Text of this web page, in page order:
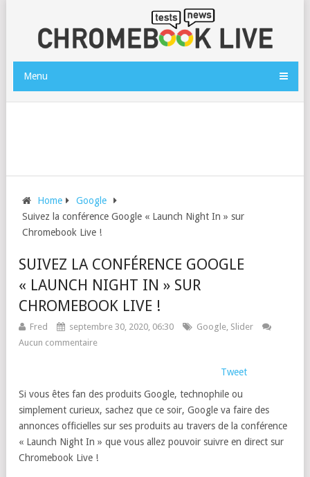
Menu
Home
Google
Suivez la conférence Google « Launch Night In » sur
Chromebook Live !
SUIVEZ LA CONFÉRENCE GOOGLE
« LAUNCH NIGHT IN » SUR
CHROMEBOOK LIVE !
Fred septembre 30, 2020, 06:30 Google, Slider
Aucun commentaire
Tweet
Si vous êtes fan des produits Google, technophile ou
simplement curieux, sachez que ce soir, Google va faire des
annonces officielles sur ses produits au travers de la conférence
« Launch Night In » que vous allez pouvoir suivre en direct sur
Chromebook Live !